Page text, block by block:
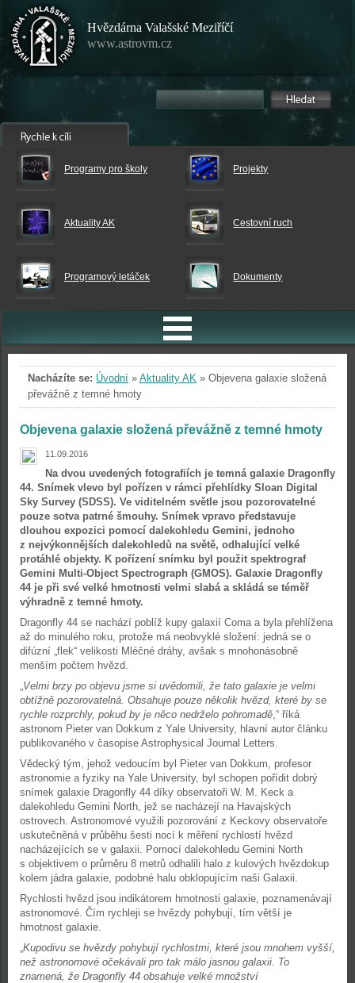
Hvězdárna Valašské Meziříčí
www.astrovm.cz
Programy pro školy Projekty
Aktuality AK Cestovní ruch
Programový letáček Dokumenty
Nacházíte se: Úvodní » Aktuality AK » Objevena galaxie složená
převážně z temné hmoty
Objevena galaxie složená převážně z temné hmoty
11.09.2016
Na dvou uvedených fotografiích je temná galaxie Dragonfly
44. Snímek vlevo byl pořízen v rámci přehlídky Sloan Digital
Sky Survey (SDSS). Ve viditelném světle jsou pozorovatelné
pouze sotva patrné šmouhy. Snímek vpravo představuje
dlouhou expozici pomocí dalekohledu Gemini, jednoho
z nejvýkonnějších dalekohledů na světě, odhalující velké
protáhlé objekty. K pořízení snímku byl použit spektrograf
Gemini Multi-Object Spectrograph (GMOS). Galaxie Dragonfly
44 je při své velké hmotnosti velmi slabá a skládá se téměř
výhradně z temné hmoty.
Dragonfly 44 se nachází poblíž kupy galaxií Coma a byla přehlížena
až do minulého roku, protože má neobvyklé složení: jedná se o
difúzní „flek“ velikosti Mléčné dráhy, avšak s mnohonásobně
menším počtem hvězd.
„Velmi brzy po objevu jsme si uvědomili, že tato galaxie je velmi
obtížně pozorovatelná. Obsahuje pouze několik hvězd, které by se
rychle rozprchly, pokud by je něco nedrželo pohromadě,“ říká
astronom Pieter van Dokkum z Yale University, hlavní autor článku
publikovaného v časopise Astrophysical Journal Letters.
Vědecký tým, jehož vedoucím byl Pieter van Dokkum, profesor
astronomie a fyziky na Yale University, byl schopen pořídit dobrý
snímek galaxie Dragonfly 44 díky observatoři W. M. Keck a
dalekohledu Gemini North, jež se nacházejí na Havajských
ostrovech. Astronomové využili pozorování z Keckovy observatoře
uskutečněná v průběhu šesti nocí k měření rychlostí hvězd
nacházejících se v galaxii. Pomocí dalekohledu Gemini North
s objektivem o průměru 8 metrů odhalili halo z kulových hvězdokup
kolem jádra galaxie, podobné halu obklopujícím naši Galaxii.
Rychlosti hvězd jsou indikátorem hmotnosti galaxie, poznamenávají
astronomové. Čím rychleji se hvězdy pohybují, tím větší je
hmotnost galaxie.
„Kupodivu se hvězdy pohybují rychlostmi, které jsou mnohem vyšší,
než astronomové očekávali pro tak málo jasnou galaxii. To
znamená, že Dragonfly 44 obsahuje velké množství